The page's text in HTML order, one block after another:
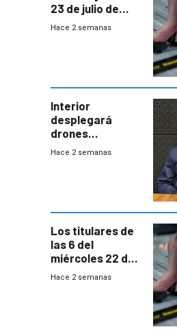
23 de julio de
2026
Hace 2 semanas
Interior
desplegará
drones
autónomos para
Hace 2 semanas
Los titulares de
las 6 del
miércoles 22 de
julio de 2026
Hace 2 semanas